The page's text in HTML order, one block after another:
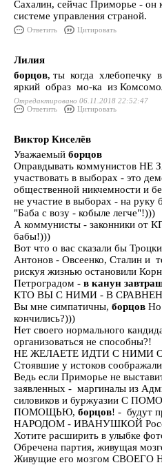
Сахалин, сейчас Приморье - он
системе управления страной.
Ответить Цитировать
Лилия
борцов, ты когда хлебопечку
яркий образ мо-ка из
Отредактировано 06.11.2018 22:52:47
Ответить
Цитировать
Виктор Киселёв
Уважаемый борцов
Оправдывать коммунистов
участвовать в выборах - это
общественной никчемности и
не участие в выборах - на
"Баба с возу - кобыле легче"!)))
А коммунисты - законники от
бабы!)))
Вот что о вас сказали бы
Антонов - Овсеенко, Сталин и
рискуя жизнью остановили
Петроградом - в канун
КТО ВЫ С НИМИ - В
Вы мне симпатичны, борцов Но
кончились?)))
Нет своего нормального
организоваться не способны?!
НЕ ЖЕЛАЕТЕ ИДТИ С НИМИ
Стоявшие у истоков
Ведь если Приморье не
заявленных - маргиналы из
силовиков и буржуазии С
ПОМОЩЬЮ, борцов! - будут
НАРОДОМ - ИВАНУШКОЙ
Хотите расширить в улыбке
Обречена партия, живущая
Живущие его мозгом